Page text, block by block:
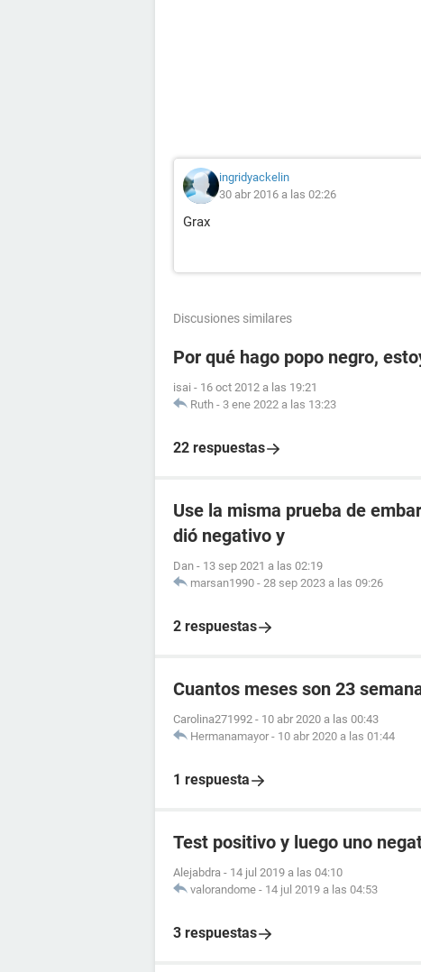
ingridyackelin
30 abr 2016 a las 02:26
Grax
Discusiones similares
Por qué hago popo negro,
isai - 16 oct 2012 a las 19:21
Ruth - 3 ene 2022 a las 13:23
22 respuestas
Use la misma prueba de
dió negativo y
Dan - 13 sep 2021 a las 02:19
marsan1990 - 28 sep 2023 a las 09:26
2 respuestas
Cuantos meses son 23
Carolina271992 - 10 abr 2020 a las 00:43
Hermanamayor - 10 abr 2020 a las 01:44
1 respuesta
Test positivo y luego uno
Alejabdra - 14 jul 2019 a las 04:10
valorandome - 14 jul 2019 a las 04:53
3 respuestas